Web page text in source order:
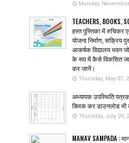
Monday,
TEACHERS, BOOKS,
हस्त पुस्तिका में रुचिकर
योजना निर्माण, सक्रिय
आकर्षक विद्यालय भवन
के रूप में कैसे विकसित
कर जानें।
Thursday, May 07,
अध्यापक उपस्थिति
क्लिक कर डाउनलोड
Thursday, July 09,
MANAV SAMPADA :